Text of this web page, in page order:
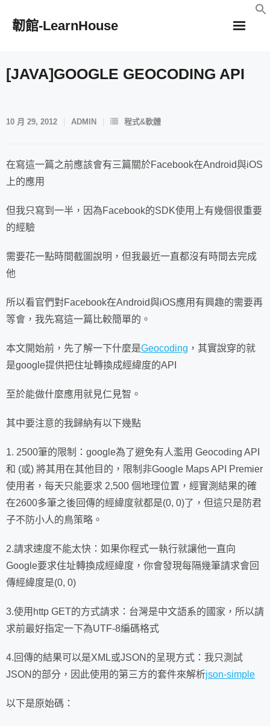
韌館-LearnHouse
[JAVA]GOOGLE GEOCODING API
10 月 29, 2012 ADMIN 程式&軟體
在寫這一篇之前應該會有三篇關於Facebook在Android與iOS
上的應用
但我只寫到一半，因為Facebook的SDK使用上有幾個很重要
的經驗
需要花一點時間截圖說明，但我最近一直都沒有時間去完成
他
所以看官們對Facebook在Android與iOS應用有興趣的需要再
等會，我先寫這一篇比較簡單的。
本文開始前，先了解一下什麼是Geocoding ，其實說穿的就
是google提供把住址轉換成經緯度的API
至於能做什麼應用就見仁見智。
其中要注意的我歸納有以下幾點
1. 2500筆的限制：google為了避免有人濫用 Geocoding API
和 (或) 將其用在其他目的，限制非Google Maps API Premier
使用者，每天只能要求 2,500 個地理位置，經實測結果的確
在2600多筆之後回傳的經緯度就都是(0, 0)了，但這只是防君
子不防小人的鳥策略。
2.請求速度不能太快：如果你程式一執行就讓他一直向
Google要求住址轉換成經緯度，你會發現每隔幾筆請求會回
傳經緯度是(0, 0)
3.使用http GET的方式請求：台灣是中文語系的國家，所以請
求前最好指定一下為UTF-8編碼格式
4.回傳的結果可以是XML或JSON的呈現方式：我只測試
JSON的部分，因此使用的第三方的套件來解析json-simple
以下是原始碼：